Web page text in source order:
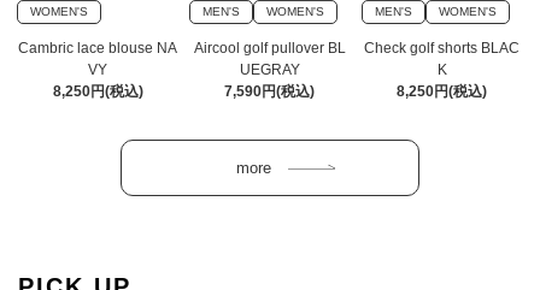
WOMEN'S
Cambric lace blouse NA
VY
8,250円(税込)
MEN'S WOMEN'S
Aircool golf pullover BL
UEGRAY
7,590円(税込)
MEN'S WOMEN'S
Check golf shorts BLAC
K
8,250円(税込)